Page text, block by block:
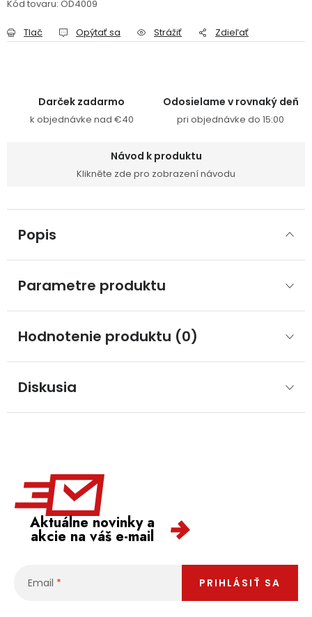
Kód tovaru: OD4009
Tlač Opýtať sa Strážiť Zdieľať
Darček zadarmo
k objednávke nad €40
Odosielame v rovnaký deň
pri objednávke do 15:00
Návod k produktu
Klikněte zde pro zobrazení návodu
Popis
Parametre produktu
Hodnotenie produktu (0)
Diskusia
Aktuálne novinky a
akcie na váš e-mail
Email PRIHLÁSIŤ SA